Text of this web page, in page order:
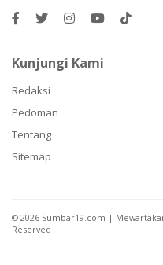
Kunjungi Kami
Redaksi
Pedoman
Tentang
Sitemap
© 2026 Sumbar19.com |
Reserved